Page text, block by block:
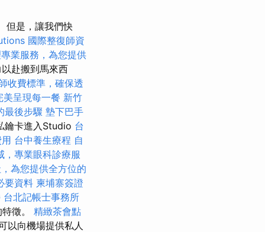
但是，讓我們快
國際整復師資
業服務，為您提供
赴搬到馬來西
收費標準，確保透
呈現每一餐 新竹
最後步驟 墊下巴手
鑰卡進入Studio 台
台中養生療程 自
，專業眼科診療服
為您提供全方位的
要資料 柬埔寨簽證
台北記帳士事務所
徵。 精緻茶會點
以向機場提供私人